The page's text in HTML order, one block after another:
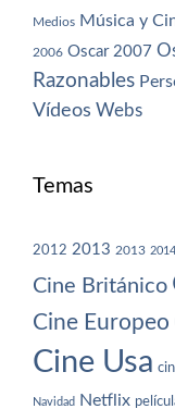
Medios Música y
2006 Oscar 2007
Razonables
Vídeos Webs
Temas
2012 2013 2013 2014
Cine Británico
Cine Europeo
Cine Usa
Navidad Netflix